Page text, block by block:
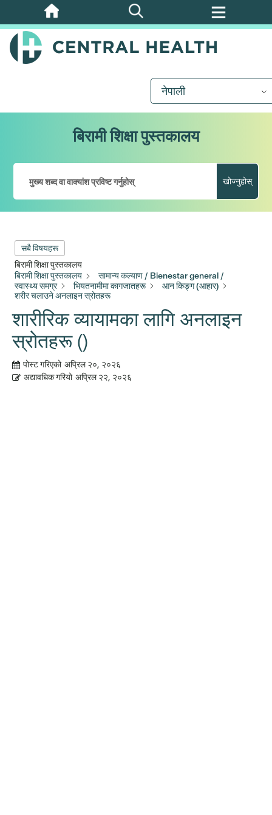
मुख्य
सामग्रीमा
जानुहोस्
नेपाली
बिरामी शिक्षा पुस्तकालय
खोज्नुहोस्
सबै विषयहरू
बिरामी शिक्षा पुस्तकालय
बिरामी शिक्षा पुस्तकालय
सामान्य कल्याण / Bienestar general /
स्वास्थ्य समग्र
भियतनामीमा कागजातहरू
आन किङ्ग (आहार)
शरीर चलाउने अनलाइन स्रोतहरू
शारीरिक व्यायामका लागि अनलाइन
स्रोतहरू ()
पोस्ट गरिएको अप्रिल २०, २०२६
अद्यावधिक गरियो अप्रिल २२, २०२६